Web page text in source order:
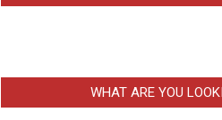
WHAT ARE YOU